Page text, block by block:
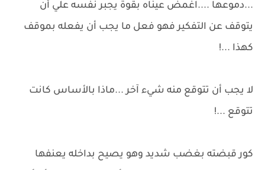
...دموعها ....اغمض عيناه بقوة يجبر نفسه علي أن
يتوقف عن التفكير فهو فعل ما يجب أن يفعله بموقف
كهذا ...!
لا يجب أن تتوقع منه شيء آخر ...ماذا بالأساس كانت
تتوقع ...!
كور قبضته بغضب شديد وهو يصيح بداخله يعنفها